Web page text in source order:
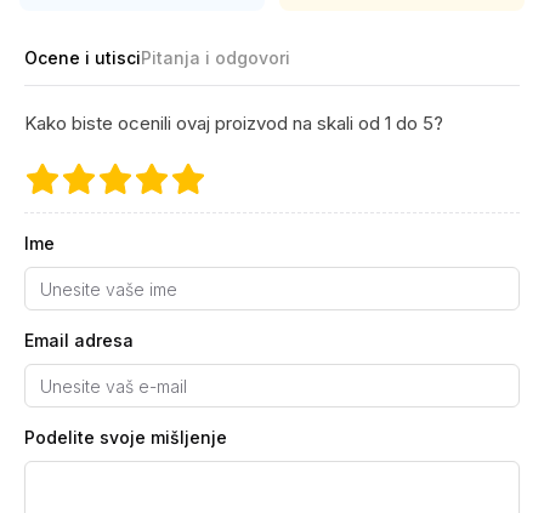
Ocene i utisciPitanja i odgovori
Kako biste ocenili ovaj proizvod na skali od 1 do 5?
Ime
Email adresa
Podelite svoje mišljenje